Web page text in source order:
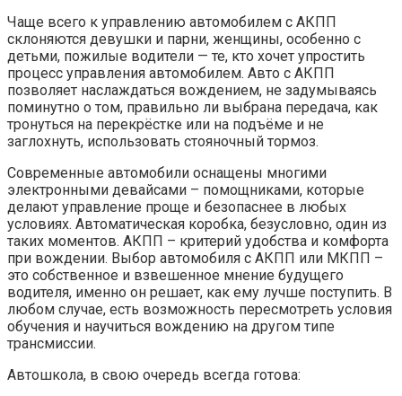
Чаще всего к управлению автомобилем с АКПП
склоняются девушки и парни, женщины, особенно с
детьми, пожилые водители — те, кто хочет упростить
процесс управления автомобилем. Авто с АКПП
позволяет наслаждаться вождением, не задумываясь
поминутно о том, правильно ли выбрана передача, как
тронуться на перекрёстке или на подъёме и не
заглохнуть, использовать стояночный тормоз.
Современные автомобили оснащены многими
электронными девайсами – помощниками, которые
делают управление проще и безопаснее в любых
условиях. Автоматическая коробка, безусловно, один из
таких моментов. АКПП – критерий удобства и комфорта
при вождении. Выбор автомобиля с АКПП или МКПП –
это собственное и взвешенное мнение будущего
водителя, именно он решает, как ему лучше поступить. В
любом случае, есть возможность пересмотреть условия
обучения и научиться вождению на другом типе
трансмиссии.
Автошкола, в свою очередь всегда готова: